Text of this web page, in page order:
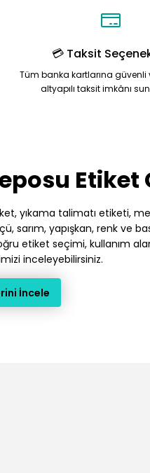
💳 Taksit
Tüm banka kartlarına güvenli
altyapılı taksit imkânı
yıkama talimatı etiketi,
sarım, yapışkan, renk ve
etiket seçimi, kullanım
inceleyebilirsiniz.
İncele